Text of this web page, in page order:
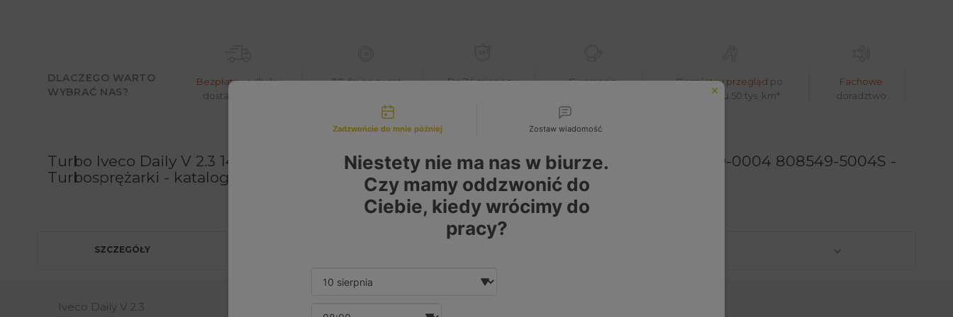
DLACZEGO WARTO
WYBRAĆ NAS?
Bezpłatnyodbiór i
dostawa w 24h*
30 dnina zwrot
Do24 miesięcy
Gwarancja
Bezpłatny przegląd po
pokonaniu 50 tys. km*
Fachowe
doradztwo
Turbo Iveco Daily V 2.3 146 KM 504388383 5801894358 808549-0001 808549-0003 808549-0004 808549-5004S -
Turbosprężarki - katalog produktów
SZCZEGÓŁY
Iveco Daily V 2.3
Możliwości kontaktu
Zadzwońcie do mnie później Zostaw wiadomość
Niestety nie ma nas w biurze.
Czy mamy oddzwonić do
Ciebie, kiedy wrócimy do
pracy?